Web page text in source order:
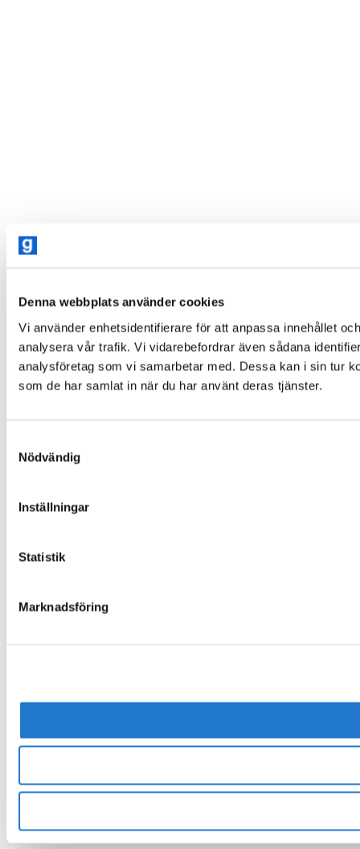
Denna webbplats använder cookies
Vi använder enhetsidentifierare för att anpassa innehållet
analysera vår trafik. Vi vidarebefordrar även sådana
analysföretag som vi samarbetar med. Dessa kan i sin tur
som de har samlat in när du har använt deras tjänster.
Nödvändig
Inställningar
Statistik
Marknadsföring